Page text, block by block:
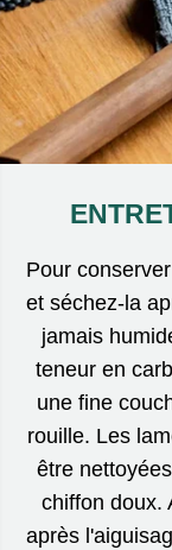
Pour
et séchez-la
jamais
teneur en
une fine
rouille. Les
être
chiffon doux.
après